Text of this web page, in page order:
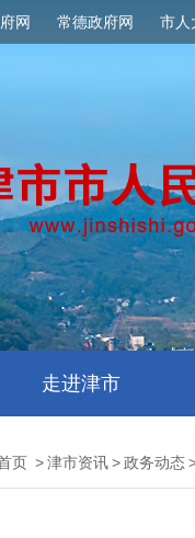
网 常德政府网 市人
走进津市
页 >津市资讯>政务动态